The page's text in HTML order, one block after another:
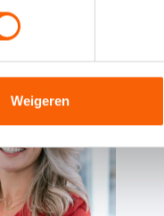
Weigeren